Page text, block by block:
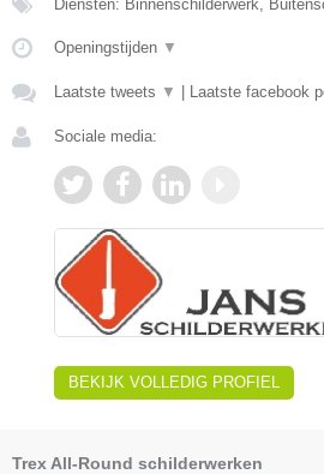
Diensten: Binnenschilderwerk,
Openingstijden ▼
Laatste tweets ▼ | Laatste facebook
Sociale media:
BEKIJK VOLLEDIG PROFIEL
Trex All-Round schilderwerken